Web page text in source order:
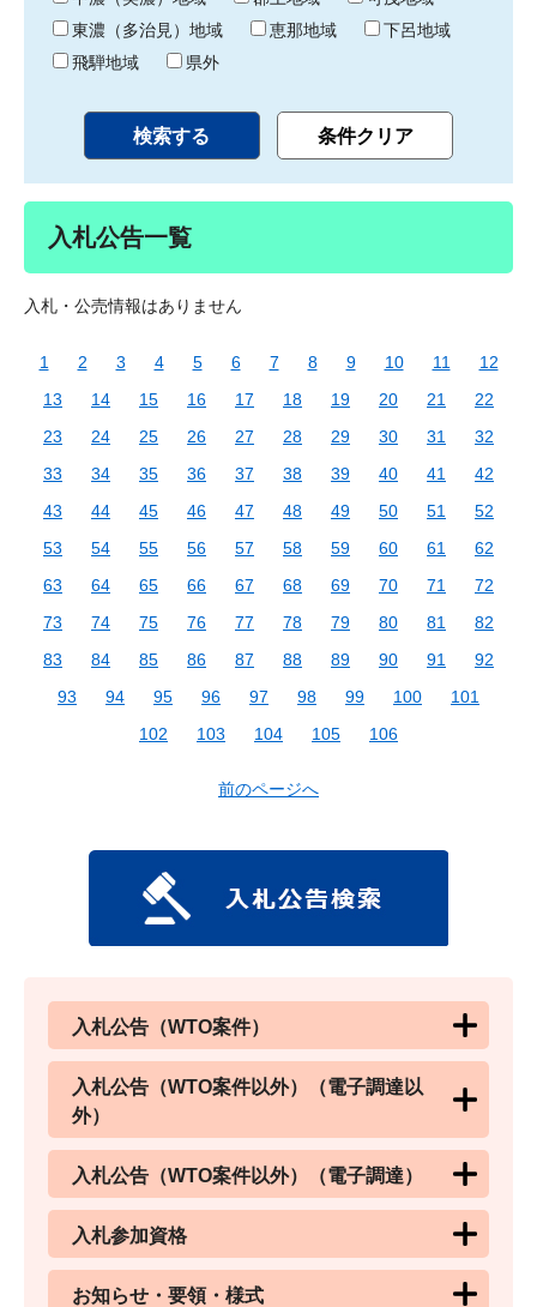
東濃（多治見）地域
恵那地域
下呂地域
飛騨地域
県外
入札公告一覧
入札・公売情報はありません
1 2 3 4 5 6 7 8 9 10 11
12
13
14 15 16 17 18 19 20 21
22
23
24 25 26 27 28 29 30 31
32
33
34 35 36 37 38 39 40 41
42
43
44 45 46 47 48 49 50 51
52
53
54 55 56 57 58 59 60 61
62
63
64 65 66 67 68 69 70 71
72
73
74 75 76 77 78 79 80 81
82
83
84 85 86 87 88 89 90 91
92
93
94 95 96 97 98 99 100
101
102
103 104 105 106
前のページへ
入札公告（WTO案件）
入札公告（WTO案件以外）（電子調達以
外）
入札公告（WTO案件以外）（電子調達）
入札参加資格
お知らせ・要領・様式